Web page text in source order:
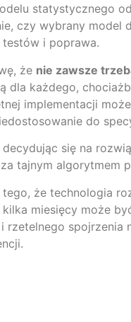
statystycznego
czy wybrany model
testów i poprawa.
że nie zawsze
dla każdego,
implementacji
do
decydując się na
tajnym algorytmem
że technologia
kilka miesięcy może
rzetelnego